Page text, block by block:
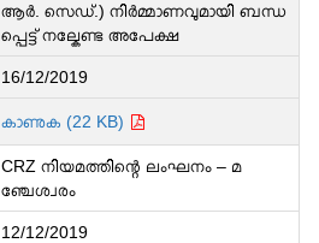
ആര്‍‌. സെഡ്.) നിര്‍മ്മാണവുമായി ബന്ധ
പ്പെട്ട് നല്കേണ്ട അപേക്ഷ
16/12/2019
കാണുക (22 KB)
CRZ നിയമത്തിന്റെ ലംഘനം – മ
ഞ്ചേശ്വരം
12/12/2019